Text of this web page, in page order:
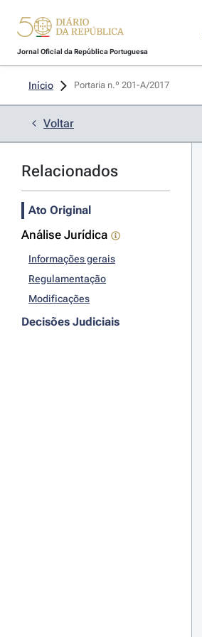
Jornal Oficial da República Portuguesa
Início Portaria n.º 201-A/2017
Voltar
Relacionados
Ato Original
Análise Jurídica
Informações gerais
Regulamentação
Modificações
Decisões Judiciais